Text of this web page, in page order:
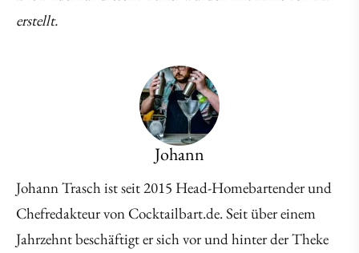
erstellt.
Johann
Johann Trasch ist seit 2015 Head-Homebartender und
Chefredakteur von Cocktailbart.de. Seit über einem
Jahrzehnt beschäftigt er sich vor und hinter der Theke